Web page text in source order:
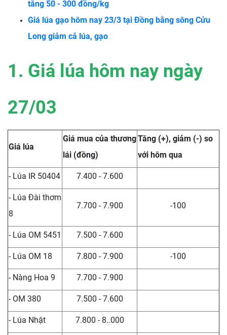
tăng 50 - 300 đồng/kg
Giá lúa gạo hôm nay 23/3 tại Đồng bằng sông Cửu
Long giảm cả lúa, gạo
1. Giá lúa hôm nay ngày
27/03
Giá lúa
Giá mua của thương
lái (đồng)
Tăng (+), giảm (-) so
với hôm qua
- Lúa IR 50404 7.400 - 7.600
- Lúa Đài thơm
8
7.700 - 7.900 -100
- Lúa OM 5451 7.500 - 7.600
- Lúa OM 18 7.800 - 7.900 -100
- Nàng Hoa 9 7.700 - 7.900
- OM 380 7.500 - 7.600
- Lúa Nhật 7.800 - 8..000